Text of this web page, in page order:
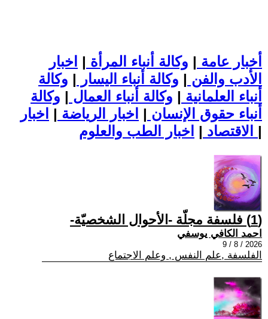
أخبار عامة | وكالة أنباء المرأة | اخبار
الأدب والفن | وكالة أنباء اليسار | وكالة
أنباء العلمانية | وكالة أنباء العمال | وكالة
أنباء حقوق الإنسان | اخبار الرياضة | اخبار
الاقتصاد | |
(1) فلسفة مجلّة -الأحوال الشخصيّة-
احمد الكافي يوسفي
2026 / 8 / 9
الفلسفة ,علم النفس , وعلم الاجتماع